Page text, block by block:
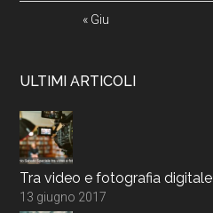
« Giu
ULTIMI ARTICOLI
Tra video e fotografia digitale
13 giugno 2017